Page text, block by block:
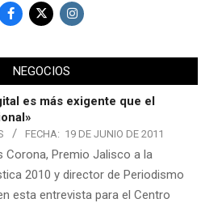
NEGOCIOS
es más exigente que el
FECHA: 19 DE JUNIO DE 2011
Corona, Premio Jalisco a la
2010 y director de Periodismo
esta entrevista para el Centro